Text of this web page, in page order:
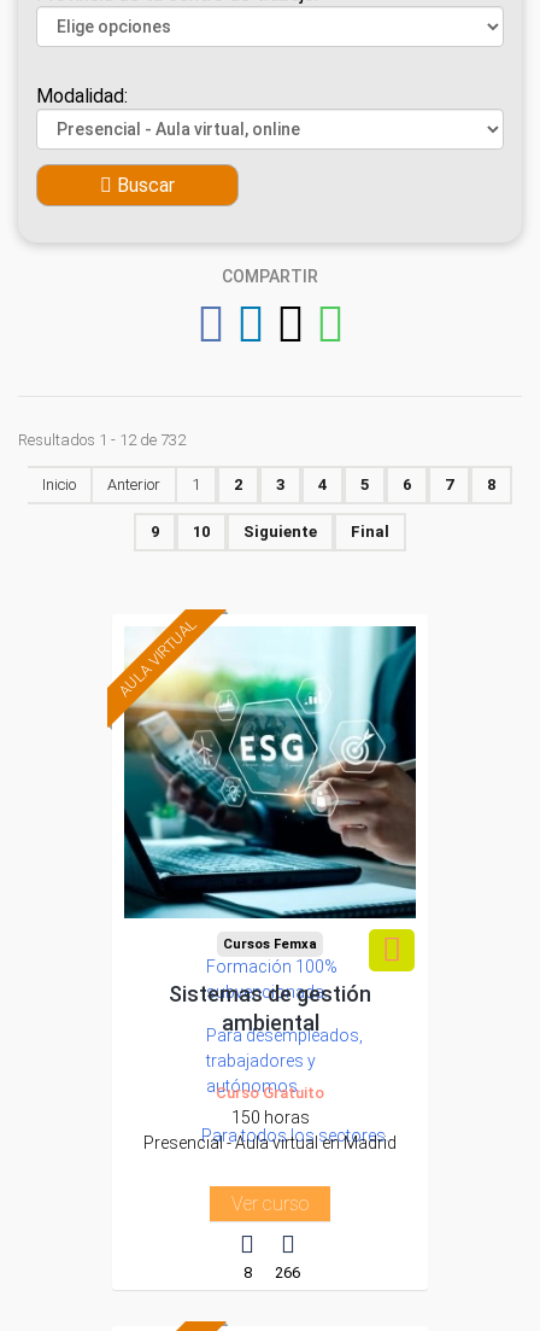
Modalidad:
Buscar
COMPARTIR
Resultados 1 - 12 de 732
Inicio Anterior 1 2 3 4 5 6 7 8
9 10 Siguiente Final
AULA VIRTUAL
Formación 100%
subvencionada.
Para desempleados,
trabajadores y
autónomos.
Para todos los sectores.
Cursos Femxa
Sistemas de gestión
ambiental
Curso Gratuito
150 horas
Presencial - Aula virtual en Madrid
Ver curso
8 266